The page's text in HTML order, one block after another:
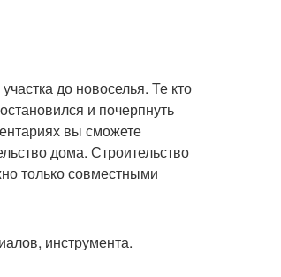
до новоселья. Те кто
и почерпнуть
вы сможете
дома. Строительство
только совместными
инструмента.